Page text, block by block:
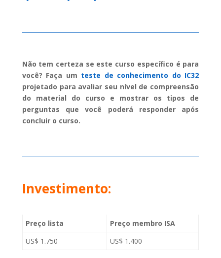
Não tem certeza se este curso específico é para
você? Faça um teste de conhecimento do IC32
projetado para avaliar seu nível de compreensão
do material do curso e mostrar os tipos de
perguntas que você poderá responder após
concluir o curso.
Investimento:
Preço lista
Preço membro ISA
US$ 1.750
US$ 1.400